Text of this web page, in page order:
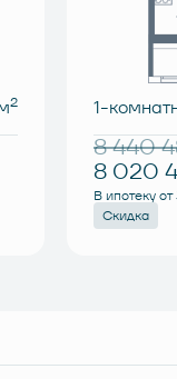
2 1-
8 440
8 020
В ипотеку
Скидка